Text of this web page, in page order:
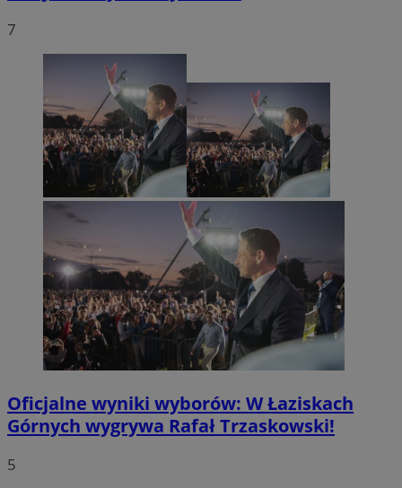
7
Oficjalne wyniki wyborów: W Łaziskach
Górnych wygrywa Rafał Trzaskowski!
5